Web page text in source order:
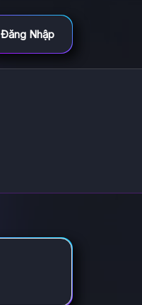
Đăng Nhập